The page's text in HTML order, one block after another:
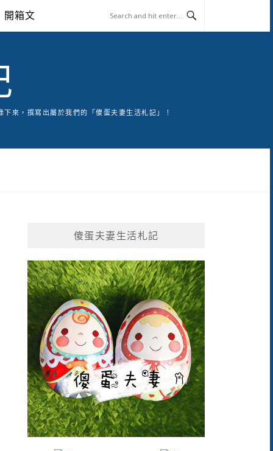
開箱文
來，撰寫出屬於我們的「傻蛋夫妻生活札記」！
傻蛋夫妻生活札記